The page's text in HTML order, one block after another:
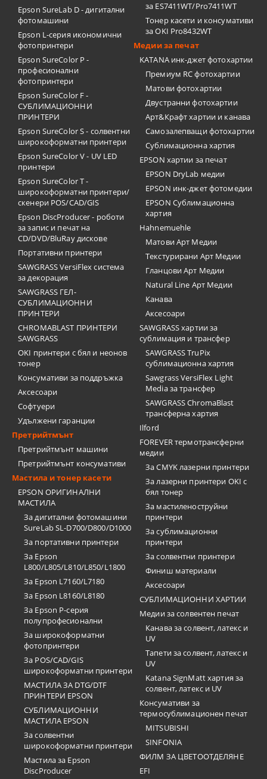
Epson SureLab D - дигитални
фотомашини
Epson L-серия икономични
фотопринтери
Epson SureColor P -
професионални
фотопринтери
Epson SureColor F -
СУБЛИМАЦИОННИ
ПРИНТЕРИ
Epson SureColor S - солвентни
широкоформатни принтери
Epson SureColor V - UV LED
принтери
Epson SureColor T -
широкоформатни принтери/
скенери POS/CAD/GIS
Epson DiscProducer - роботи
за запис и печат на
CD/DVD/BluRay дискове
Портативни принтери
SAWGRASS VersiFlex система
за декорация
SAWGRASS ГЕЛ-
СУБЛИМАЦИОННИ
ПРИНТЕРИ
CHROMABLAST ПРИНТЕРИ
SAWGRASS
OKI принтери с бял и неонов
тонер
Консумативи за поддръжка
Аксесоари
Софтуери
Удължени гаранции
Претрийтмънт
Претрийтмънт машини
Претрийтмънт консумативи
Мастила и тонер касети
EPSON ОРИГИНАЛНИ
МАСТИЛА
За дигитални фотомашини
SureLab SL-D700/D800/D1000
За портативни принтери
За Epson
L800/L805/L810/L850/L1800
За Epson L7160/L7180
За Epson L8160/L8180
За Epson P-серия
полупрофесионални
За широкоформатни
фотопринтери
За POS/CAD/GIS
широкоформатни принтери
МАСТИЛА ЗА DTG/DTF
ПРИНТЕРИ EPSON
СУБЛИМАЦИОННИ
МАСТИЛА EPSON
За солвентни
широкоформатни принтери
Мастила за Epson
DiscProducer
за ES7411WT/Pro7411WT
Тонер касети и консумативи
за OKI Pro8432WT
Медии за печат
KATANA инк-джет фотохартии
Премиум RC фотохартии
Матови фотохартии
Двустранни фотохартии
Арт&Крафт хартии и канава
Самозалепващи фотохартии
Сублимационна хартия
EPSON хартии за печат
EPSON DryLab медии
EPSON инк-джет фотомедии
EPSON Сублимационна
хартия
Hahnemuehle
Матови Арт Медии
Текстурирани Арт Медии
Гланцови Арт Медии
Natural Line Арт Медии
Канава
Аксесоари
SAWGRASS хартии за
сублимация и трансфер
SAWGRASS TruPix
сублимационна хартия
Sawgrass VersiFlex Light
Media за трансфер
SAWGRASS ChromaBlast
трансферна хартия
Ilford
FOREVER термотрансферни
медии
За CMYK лазерни принтери
За лазерни принтери OKI с
бял тонер
За мастиленоструйни
принтери
За сублимационни
принтери
За солвентни принтери
Финиш материали
Аксесоари
СУБЛИМАЦИОННИ ХАРТИИ
Медии за солвентен печат
Канава за солвент, латекс и
UV
Тапети за солвент, латекс и
UV
Katana SignMatt хартия за
солвент, латекс и UV
Консумативи за
термосублимационен печат
MITSUBISHI
SINFONIA
ФИЛМ ЗА ЦВЕТООТДЕЛЯНЕ
EFI